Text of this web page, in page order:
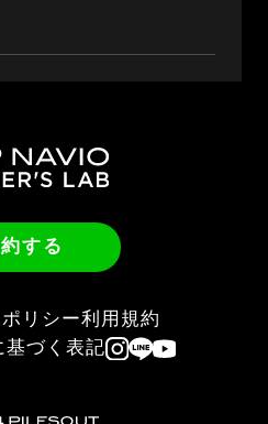
する
リシー利用規約
基づく表記